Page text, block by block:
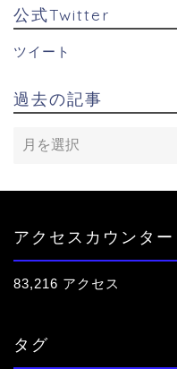
公式Twitter
ツイート
過去の記事
アクセスカウンター
83,216 アクセス
タグ